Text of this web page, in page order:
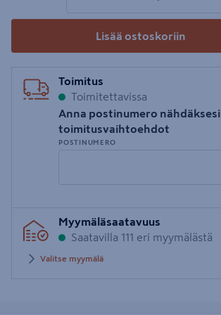
Lisää ostoskoriin
Toimitus
Toimitettavissa
Anna postinumero nähdäksesi
toimitusvaihtoehdot
POSTINUMERO
postinumero
Myymäläsaatavuus
Saatavilla 111 eri myymälästä
Valitse myymälä